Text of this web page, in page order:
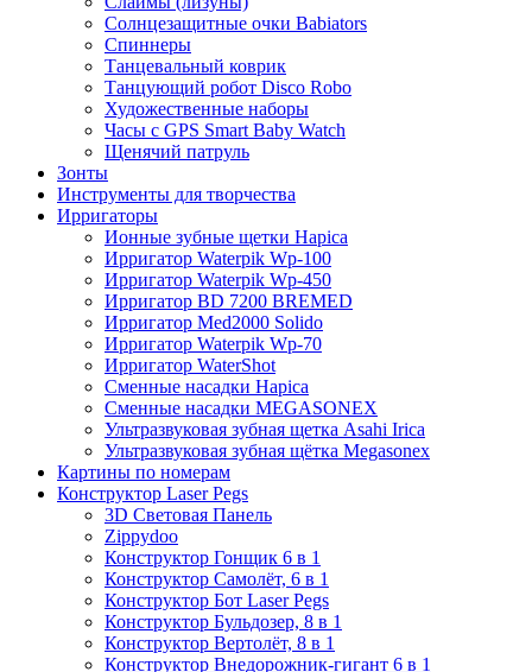
Солнцезащитные очки Babiators
Спиннеры
Танцевальный коврик
Танцующий робот Disco Robo
Художественные наборы
Часы с GPS Smart Baby Watch
Щенячий патруль
Зонты
Инструменты для творчества
Ирригаторы
Ионные зубные щетки Hapica
Ирригатор Waterpik Wp-100
Ирригатор Waterpik Wp-450
Ирригатор BD 7200 BREMED
Ирригатор Med2000 Solido
Ирригатор Waterpik Wp-70
Ирригатор WaterShot
Сменные насадки Hapica
Сменные насадки MEGASONEX
Ультразвуковая зубная щетка Asahi Irica
Ультразвуковая зубная щётка Megasonex
Картины по номерам
Конструктор Laser Pegs
3D Световая Панель
Zippydoo
Конструктор Гонщик 6 в 1
Конструктор Cамолёт, 6 в 1
Конструктор Бот Laser Pegs
Конструктор Бульдозер, 8 в 1
Конструктор Вертолёт, 8 в 1
Конструктор Внедорожник-гигант 6 в 1